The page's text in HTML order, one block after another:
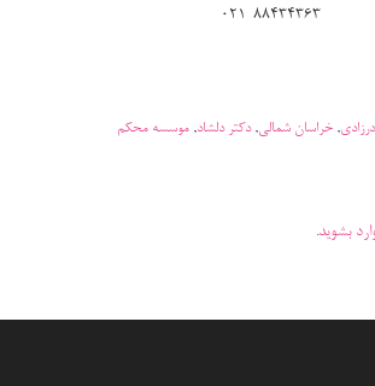
021-88434363
,خراسان شمالی,دکتر دلشاد,موسسه محکم
بشوید.